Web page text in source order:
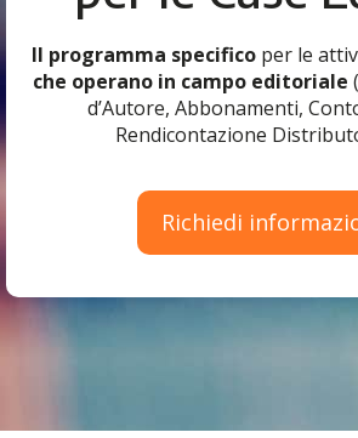
Il programma specifico per le
che operano in campo editoriale
d’Autore, Abbonamenti,
Rendicontazione
Richiedi